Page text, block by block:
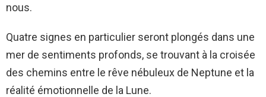
nous.
Quatre signes en particulier seront plongés dans une
mer de sentiments profonds, se trouvant à la croisée
des chemins entre le rêve nébuleux de Neptune et la
réalité émotionnelle de la Lune.